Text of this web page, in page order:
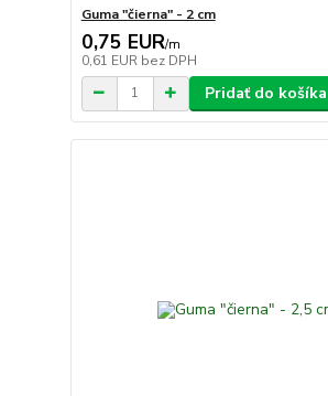
Guma "čierna" - 2 cm
0,75 EUR/m
0,61 EUR bez DPH
Pridať do košíka